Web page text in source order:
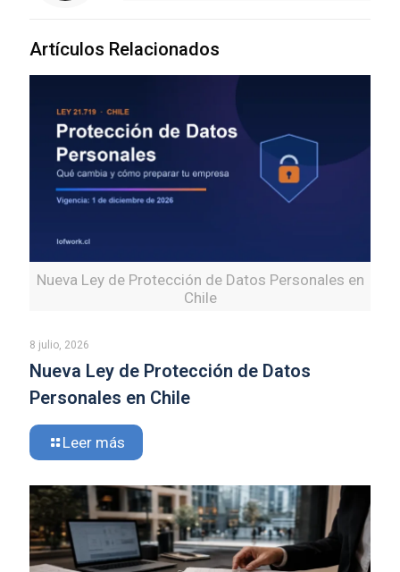
Artículos Relacionados
Nueva Ley de Protección de Datos Personales en
Chile
8 julio, 2026
Nueva Ley de Protección de Datos
Personales en Chile
Leer más